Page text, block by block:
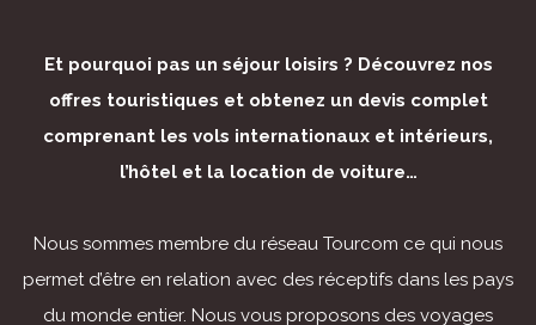
Et pourquoi pas un séjour loisirs ? Découvrez nos
offres touristiques et obtenez un devis complet
comprenant les vols internationaux et intérieurs,
l’hôtel et la location de voiture…
Nous sommes membre du réseau Tourcom ce qui nous
permet d’être en relation avec des réceptifs dans les pays
du monde entier. Nous vous proposons des voyages